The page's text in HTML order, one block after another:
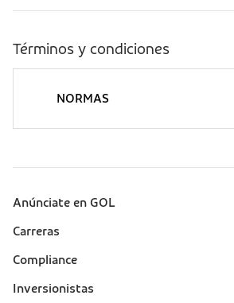
Términos y condiciones
NORMAS
Sobre a Gol (footer)
Anúnciate en GOL
Carreras
Compliance
Inversionistas